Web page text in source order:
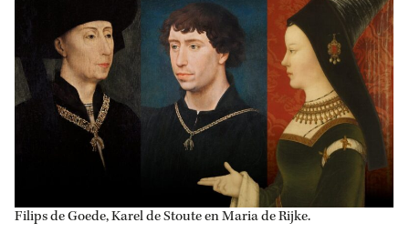
Filips de Goede, Karel de Stoute en Maria de Rijke.